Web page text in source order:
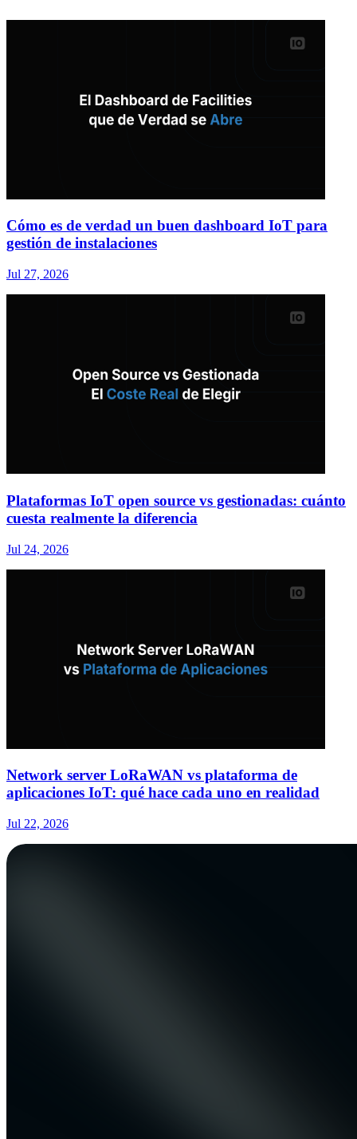
Cómo es de verdad un buen dashboard IoT para
gestión de instalaciones
Jul 27, 2026
Plataformas IoT open source vs gestionadas: cuánto
cuesta realmente la diferencia
Jul 24, 2026
Network server LoRaWAN vs plataforma de
aplicaciones IoT: qué hace cada uno en realidad
Jul 22, 2026